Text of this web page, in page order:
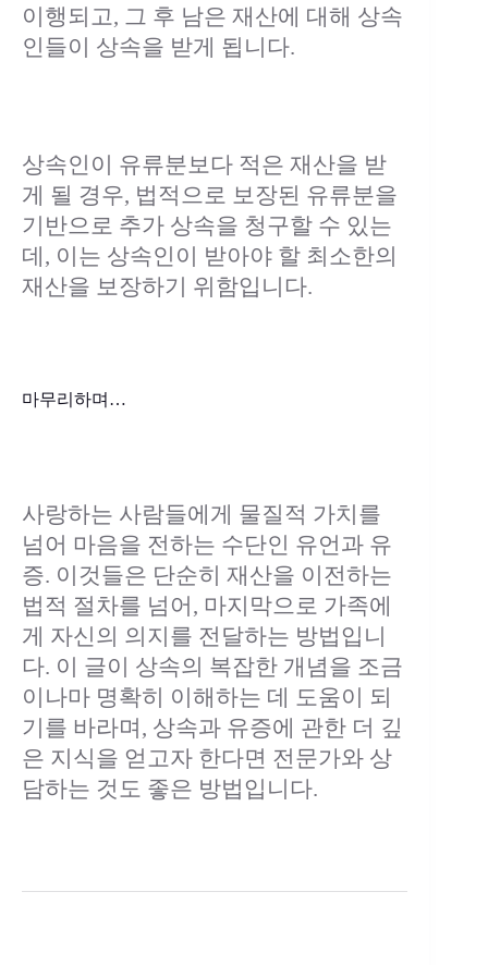
이행되고, 그 후 남은 재산에 대해 상속
인들이 상속을 받게 됩니다.
상속인이 유류분보다 적은 재산을 받
게 될 경우, 법적으로 보장된 유류분을
기반으로 추가 상속을 청구할 수 있는
데, 이는 상속인이 받아야 할 최소한의
재산을 보장하기 위함입니다.
마무리하며…
사랑하는 사람들에게 물질적 가치를
넘어 마음을 전하는 수단인 유언과 유
증. 이것들은 단순히 재산을 이전하는
법적 절차를 넘어, 마지막으로 가족에
게 자신의 의지를 전달하는 방법입니
다. 이 글이 상속의 복잡한 개념을 조금
이나마 명확히 이해하는 데 도움이 되
기를 바라며, 상속과 유증에 관한 더 깊
은 지식을 얻고자 한다면 전문가와 상
담하는 것도 좋은 방법입니다.